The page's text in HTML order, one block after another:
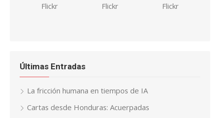
Últimas Entradas
La fricción humana en tiempos de IA
Cartas desde Honduras: Acuerpadas